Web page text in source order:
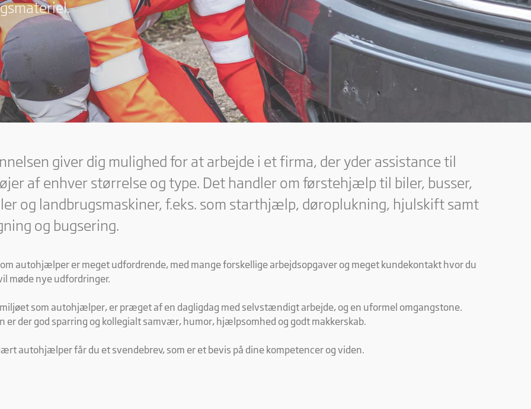
giver dig mulighed for at arbejde i et firma, der yder assistance til
af enhver størrelse og type. Det handler om førstehjælp til biler, busser,
og landbrugsmaskiner, f.eks. som starthjælp, døroplukning, hjulskift samt
og bugsering.
autohjælper er meget udfordrende, med mange forskellige arbejdsopgaver og meget kundekontakt hvor du
møde nye udfordringer.
som autohjælper, er præget af en dagligdag med selvstændigt arbejde, og en uformel omgangstone.
er der god sparring og kollegialt samvær, humor, hjælpsomhed og godt makkerskab.
autohjælper får du et svendebrev, som er et bevis på dine kompetencer og viden.